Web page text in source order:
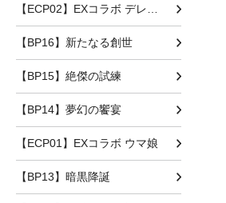
【BP16】新たなる創世
【BP15】絶傑の試練
【BP14】夢幻の饗宴
【ECP01】EXコラボ ウマ娘
【BP13】暗黒降誕